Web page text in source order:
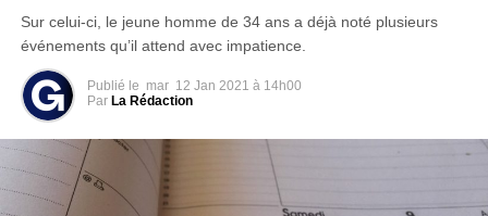
Sur celui-ci, le jeune homme de 34 ans a déjà noté plusieurs
événements qu’il attend avec impatience.
Publié le mar 12 Jan 2021 à 14h00
Par La Rédaction